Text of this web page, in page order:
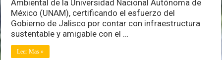
la
sede
IIEG
Ambiental de la Universidad Nacional Autónoma de
México (UNAM), certificando el esfuerzo del
Gobierno de Jalisco por contar con infraestructura
sustentable y amigable con el …
Leer Mas »